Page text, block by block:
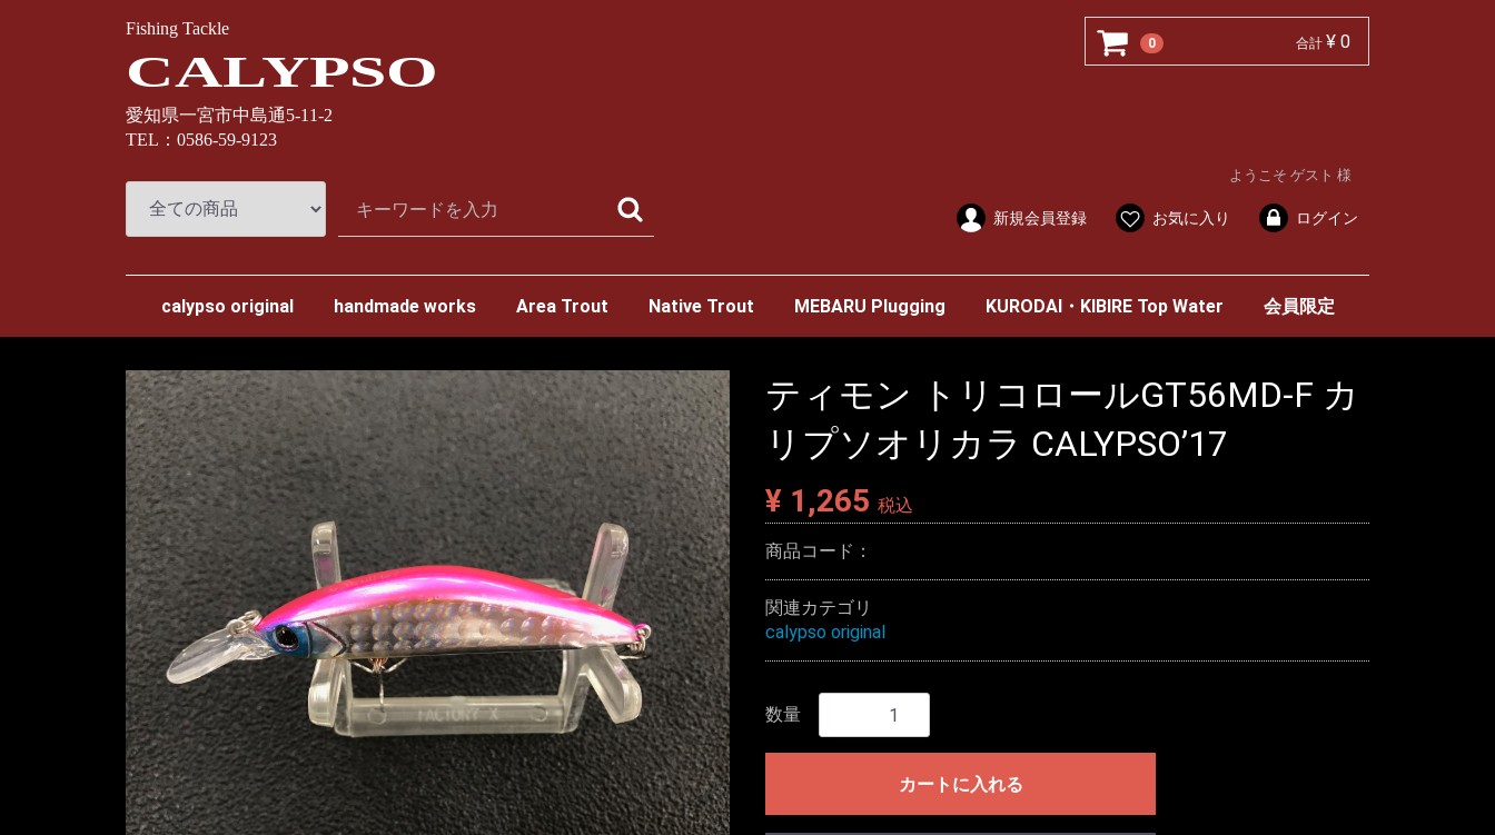
Fishing Tackle
CALYPSO
愛知県一宮市中島通5-11-2
TEL：0586-59-9123
0 合計 ¥ 0
ようこそ ゲスト 様
新規会員登録 お気に入り ログイン
calypso original handmade works Area Trout Native Trout MEBARU Plugging KURODAI・KIBIRE Top Water 会員限定
ティモン トリコロールGT56MD-F カ
リプソオリカラ CALYPSO’17
¥ 1,265 税込
商品コード：
関連カテゴリ
calypso original
数量
カートに入れる